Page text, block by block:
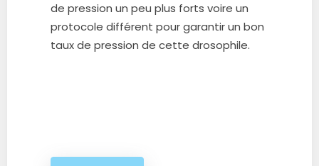
de pression un peu plus forts voire un
protocole différent pour garantir un bon
taux de pression de cette drosophile.